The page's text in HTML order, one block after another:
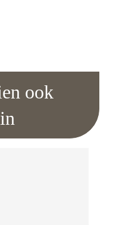
ook